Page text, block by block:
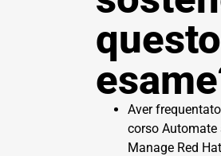
questo
Aver
corso Automate
Manage Red Hat